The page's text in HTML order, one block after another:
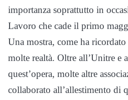
importanza soprattutto in
Lavoro che cade il primo
Una mostra, come ha
molte realtà. Oltre all’Unitre e
quest’opera, molte altre
collaborato all’allestimento di